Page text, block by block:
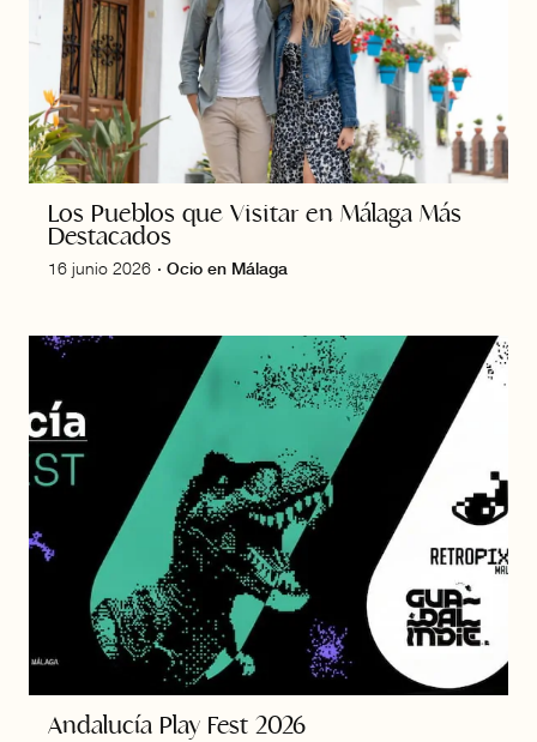
Los Pueblos que Visitar en Málaga Más
Destacados
16 junio 2026 · Ocio en Málaga
Andalucía Play Fest 2026